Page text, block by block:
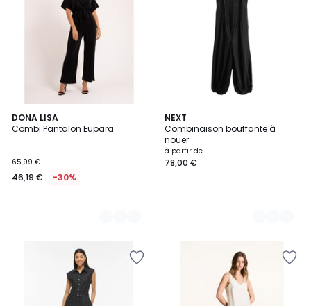
DONA LISA
Combi Pantalon Eupara
65,99 €
46,19 € -30%
2
Couleurs
NEXT
Combinaison bouffante à
nouer
à partir de
78,00 €
2
Couleurs